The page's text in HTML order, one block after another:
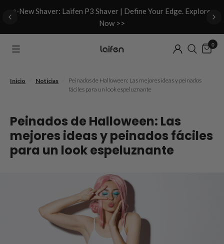
✨New Shaver: Laifen P3 Shaver | Define Your Edge. Explore
Now >>
0
Inicio Noticias
Peinados de Halloween: Las mejores ideas y peinados
fáciles para un look espeluznante
Peinados de Halloween: Las
mejores ideas y peinados fáciles
para un look espeluznante